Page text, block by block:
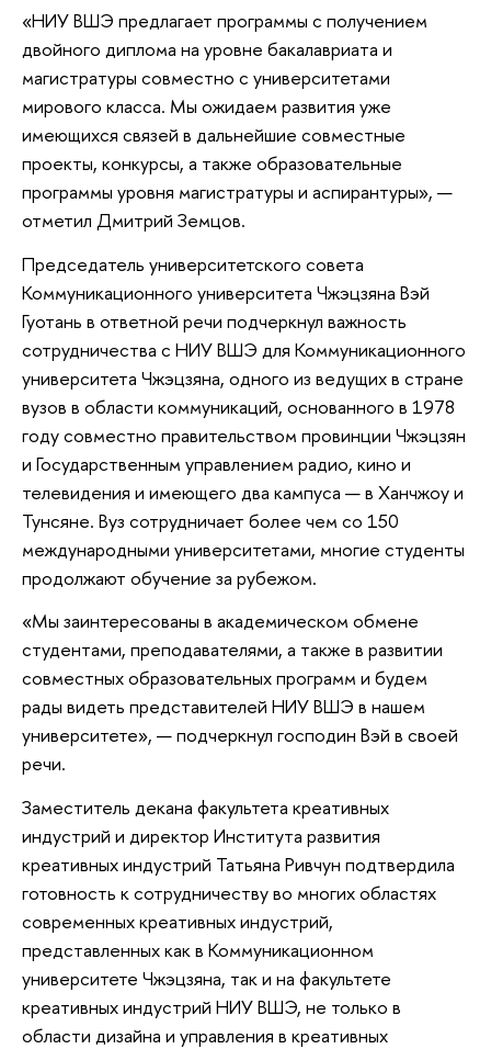
«НИУ ВШЭ предлагает программы с получением
двойного диплома на уровне бакалавриата и
магистратуры совместно с университетами
мирового класса. Мы ожидаем развития уже
имеющихся связей в дальнейшие совместные
проекты, конкурсы, а также образовательные
программы уровня магистратуры и аспирантуры», —
отметил Дмитрий Земцов.
Председатель университетского совета
Коммуникационного университета Чжэцзяна Вэй
Гуотань в ответной речи подчеркнул важность
сотрудничества с НИУ ВШЭ для Коммуникационного
университета Чжэцзяна, одного из ведущих в стране
вузов в области коммуникаций, основанного в 1978
году совместно правительством провинции Чжэцзян
и Государственным управлением радио, кино и
телевидения и имеющего два кампуса — в Ханчжоу и
Тунсяне. Вуз сотрудничает более чем со 150
международными университетами, многие студенты
продолжают обучение за рубежом.
«Мы заинтересованы в академическом обмене
студентами, преподавателями, а также в развитии
совместных образовательных программ и будем
рады видеть представителей НИУ ВШЭ в нашем
университете», — подчеркнул господин Вэй в своей
речи.
Заместитель декана факультета креативных
индустрий и директор Института развития
креативных индустрий Татьяна Ривчун подтвердила
готовность к сотрудничеству во многих областях
современных креативных индустрий,
представленных как в Коммуникационном
университете Чжэцзяна, так и на факультете
креативных индустрий НИУ ВШЭ, не только в
области дизайна и управления в креативных